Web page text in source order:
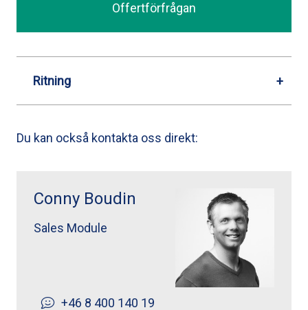
Offertförfrågan
Ritning
Du kan också kontakta oss direkt:
Conny Boudin
Sales Module
+46 8 400 140 19